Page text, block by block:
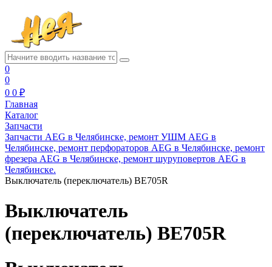
0
0
0 0 ₽
Главная
Каталог
Запчасти
Запчасти AEG в Челябинске, ремонт УШМ AEG в
Челябинске, ремонт перфораторов AEG в Челябинске, ремонт
фрезера AEG в Челябинске, ремонт шуруповертов AEG в
Челябинске.
Выключатель (переключатель) BE705R
Выключатель
(переключатель) BE705R